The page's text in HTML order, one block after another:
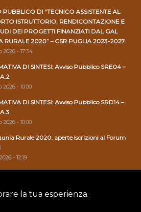
la tua esperienza.
PUBBLICO DI “TECNICO ASSISTENTE AL
ISTRUTTORIO, RENDICONTAZIONE E
DEI PROGETTI FINANZIATI DAL GAL
RURALE 2020” – CSR PUGLIA 2023-2027
2026 - 17:34
DI SINTESI: Avviso Pubblico SRE04 –
2026 - 10:00
DI SINTESI: Avviso Pubblico SRD14 –
2026 - 10:00
Rurale 2020, aperte iscrizioni al Forum
- 12:19